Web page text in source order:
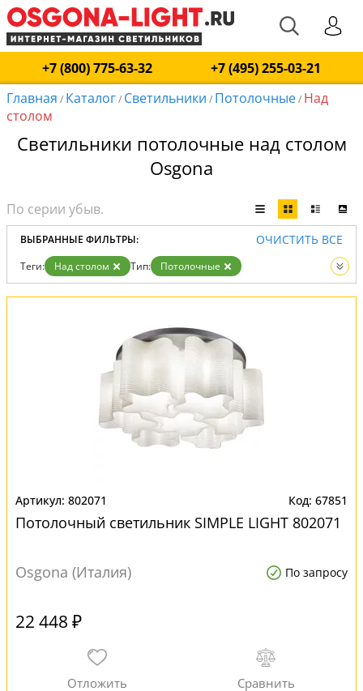
+7 (800) 775-63-32
+7 (495) 255-03-21
Главная / Каталог/ Светильники / Потолочные/ Над
столом
Светильники потолочные над столом
Osgona
ВЫБРАННЫЕ ФИЛЬТРЫ: ОЧИСТИТЬ ВСЕ
Теги: Над столом Тип:
Потолочные
Вид:
Светильники
802071 67851
Потолочный светильник SIMPLE LIGHT 802071
Osgona (Италия) По запросу
22 448 ₽